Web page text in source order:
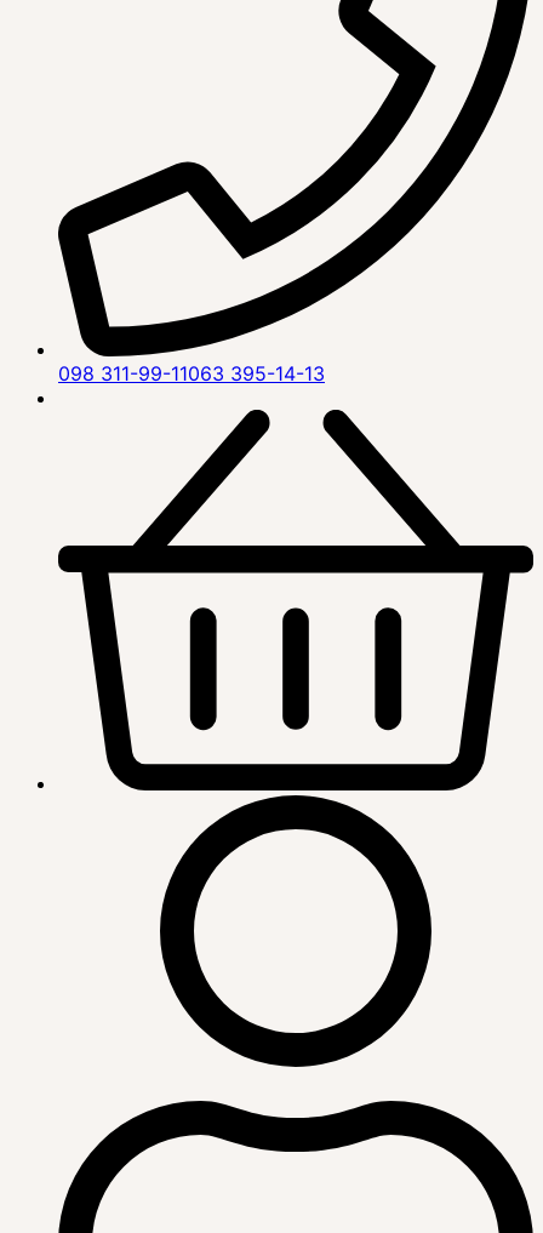
098 311-99-11063 395-14-13